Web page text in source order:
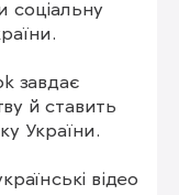
соціальну
завдає
й ставить
України.
відео